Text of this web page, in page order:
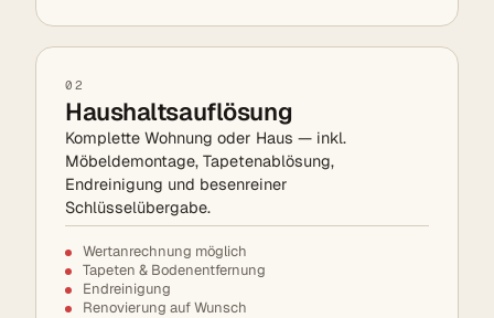
02
Haushaltsauflösung
Komplette Wohnung oder Haus — inkl.
Möbeldemontage, Tapetenablösung,
Endreinigung und besenreiner
Schlüsselübergabe.
Wertanrechnung möglich
Tapeten & Bodenentfernung
Endreinigung
Renovierung auf Wunsch